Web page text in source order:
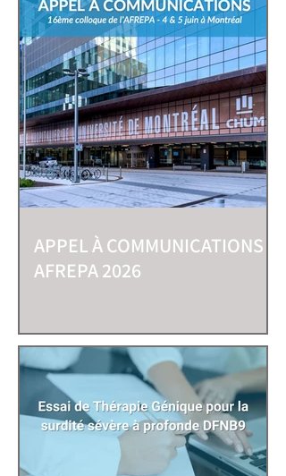
APPEL À COMMUNICATIONS
AFREPA 2026